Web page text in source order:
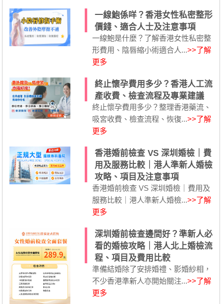
一線鮑係咩？香港女性私密整形
價錢、適合人士及注意事項
一線鮑是什麼？了解香港女性私密整
形費用、陰唇縮小術適合人...>>了解
更多
終止懷孕費用多少？香港人工流
產收費、檢查流程及專業建議
終止懷孕費用多少？整理香港藥流、
吸宮收費、檢查流程、恢復...>>了解
更多
香港婚前檢查 VS 深圳婚檢｜費
用及服務比較｜港人準新人婚檢
攻略、項目及注意事項
香港婚前檢查 VS 深圳婚檢｜費用及
服務比較｜港人準新人婚檢...>>了解
更多
深圳婚前檢查邊間好？準新人必
看的婚檢攻略｜港人北上婚檢流
程、項目及費用比較
準備結婚除了安排婚禮、影婚紗相，
不少香港準新人亦開始關注...>>了解
更多